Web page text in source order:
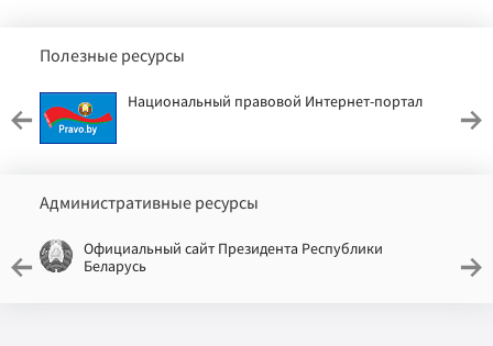
Полезные ресурсы
Национальный правовой Интернет-портал
Административные ресурсы
Официальный сайт Президента Республики
Беларусь